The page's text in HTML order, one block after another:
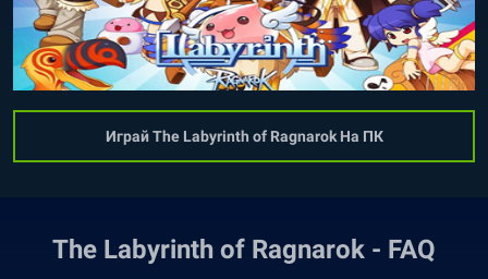
Играй The Labyrinth of Ragnarok На ПК
The Labyrinth of Ragnarok - FAQ